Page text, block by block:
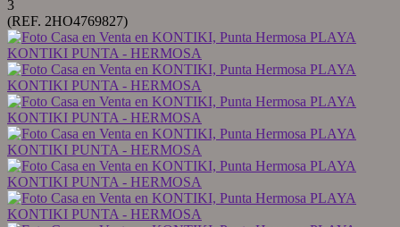
3
(REF. 2HO4769827)